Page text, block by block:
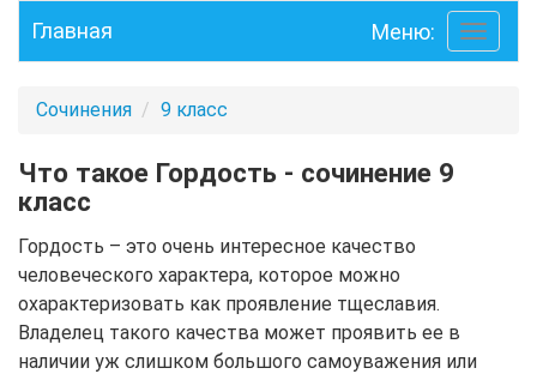
Toggle
Главная Меню:
Сочинения 9 класс
Что такое Гордость - сочинение 9
класс
Гордость – это очень интересное качество
человеческого характера, которое можно
охарактеризовать как проявление тщеславия.
Владелец такого качества может проявить ее в
наличии уж слишком большого самоуважения или